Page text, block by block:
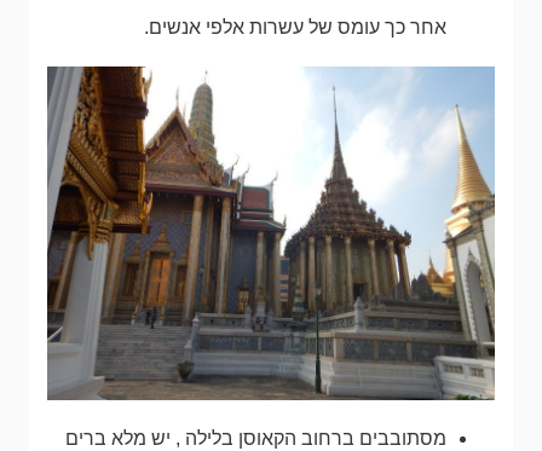
אחר כך עומס של עשרות אלפי אנשים.
מסתובבים ברחוב הקאוסן בלילה , יש מלא ברים